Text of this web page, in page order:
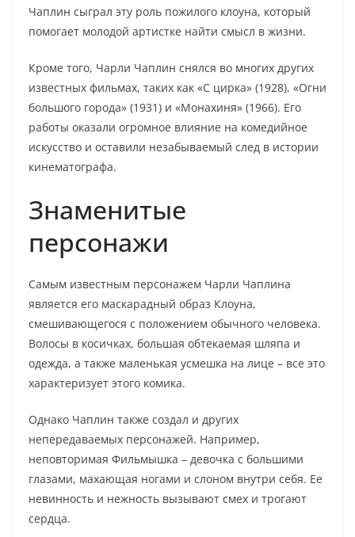
Чаплин сыграл эту роль пожилого клоуна, который
помогает молодой артистке найти смысл в жизни.
Кроме того, Чарли Чаплин снялся во многих других
известных фильмах, таких как «С цирка» (1928), «Огни
большого города» (1931) и «Монахиня» (1966). Его
работы оказали огромное влияние на комедийное
искусство и оставили незабываемый след в истории
кинематографа.
Знаменитые
персонажи
Самым известным персонажем Чарли Чаплина
является его маскарадный образ Клоуна,
смешивающегося с положением обычного человека.
Волосы в косичках, большая обтекаемая шляпа и
одежда, а также маленькая усмешка на лице – все это
характеризует этого комика.
Однако Чаплин также создал и других
непередаваемых персонажей. Например,
неповторимая Фильмышка – девочка с большими
глазами, махающая ногами и слоном внутри себя. Ее
невинность и нежность вызывают смех и трогают
сердца.